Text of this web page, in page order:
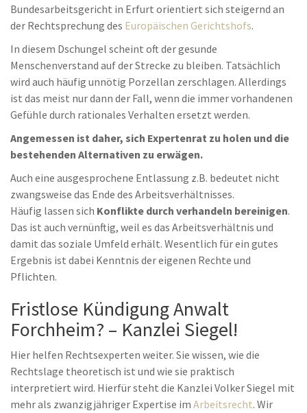
Bundesarbeitsgericht in Erfurt orientiert sich steigernd an
der Rechtsprechung des Europäischen Gerichtshofs.
In diesem Dschungel scheint oft der gesunde
Menschenverstand auf der Strecke zu bleiben. Tatsächlich
wird auch häufig unnötig Porzellan zerschlagen. Allerdings
ist das meist nur dann der Fall, wenn die immer vorhandenen
Gefühle durch rationales Verhalten ersetzt werden.
Angemessen ist daher, sich Expertenrat zu holen und die
bestehenden Alternativen zu erwägen.
Auch eine ausgesprochene Entlassung z.B. bedeutet nicht
zwangsweise das Ende des Arbeitsverhältnisses.
Häufig lassen sich Konflikte durch verhandeln bereinigen.
Das ist auch vernünftig, weil es das Arbeitsverhältnis und
damit das soziale Umfeld erhält. Wesentlich für ein gutes
Ergebnis ist dabei Kenntnis der eigenen Rechte und
Pflichten.
Fristlose Kündigung Anwalt
Forchheim? – Kanzlei Siegel!
Hier helfen Rechtsexperten weiter. Sie wissen, wie die
Rechtslage theoretisch ist und wie sie praktisch
interpretiert wird. Hierfür steht die Kanzlei Volker Siegel mit
mehr als zwanzigjähriger Expertise im Arbeitsrecht. Wir